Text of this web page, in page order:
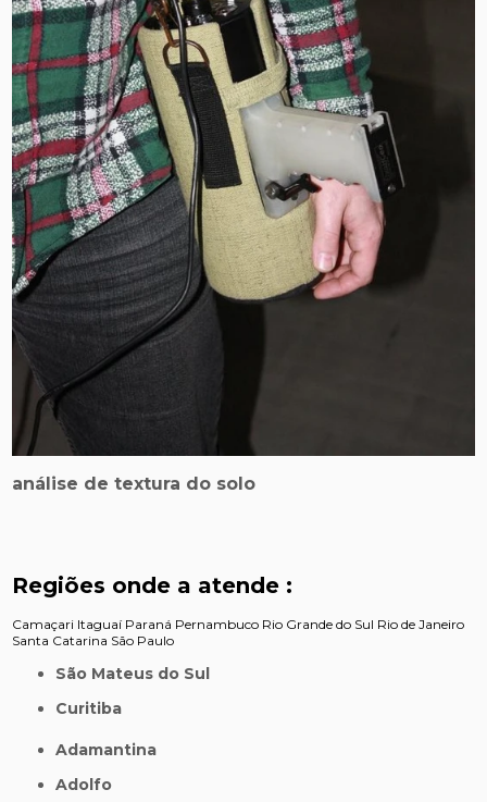
análise de textura do solo
Regiões onde a atende :
Camaçari Itaguaí Paraná Pernambuco Rio Grande do Sul Rio de Janeiro
Santa Catarina São Paulo
São Mateus do Sul
Curitiba
Adamantina
Adolfo